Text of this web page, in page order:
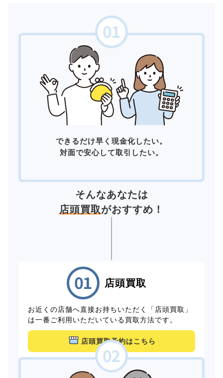
できるだけ早く現金化したい。
対面で安心して取引したい。
そんなあなたは
店頭買取がおすすめ！
店頭買取
お近くの店舗へ直接お持ちいただく「店頭買取」
は一番ご利用いただいている買取方法です。
店頭買取予約はこちら